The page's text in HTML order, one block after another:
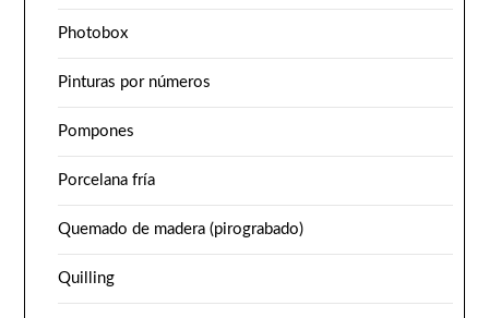
Photobox
Pinturas por números
Pompones
Porcelana fría
Quemado de madera (pirograbado)
Quilling